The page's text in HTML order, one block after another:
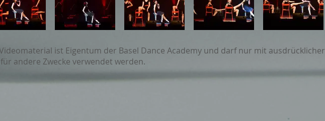
ist Eigentum der Basel Dance Academy und darf nur mit ausdrücklicher
andere Zwecke verwendet werden.